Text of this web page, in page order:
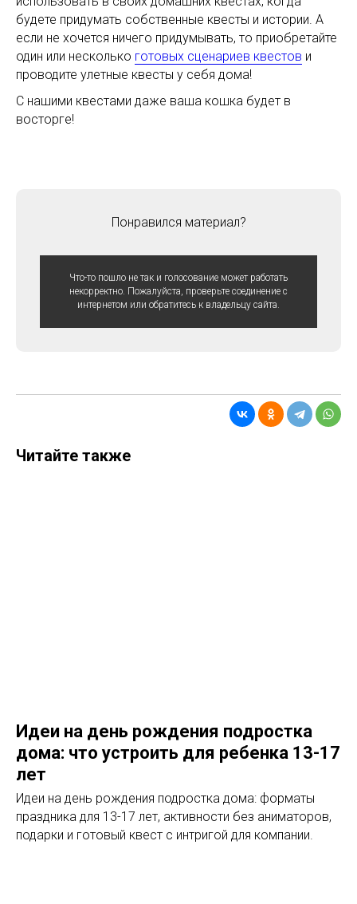
будете придумать собственные квесты и истории. А
если не хочется ничего придумывать, то приобретайте
один или несколько готовых сценариев квестов и
проводите улетные квесты у себя дома!
С нашими квестами даже ваша кошка будет в
восторге!
Понравился материал?
Что-то пошло не так и голосование может работать
некорректно. Пожалуйста, проверьте соединение с
интернетом или обратитесь к владельцу сайта.
Читайте также
Идеи на день рождения подростка
дома: что устроить для ребенка 13-17
лет
Идеи на день рождения подростка дома: форматы
праздника для 13-17 лет, активности без аниматоров,
подарки и готовый квест с интригой для компании.